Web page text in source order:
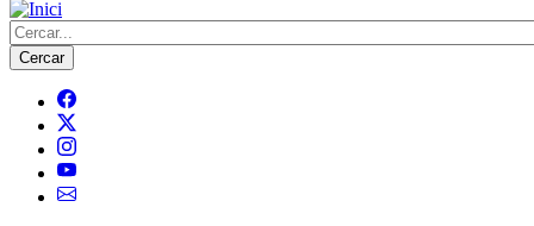
Cerca